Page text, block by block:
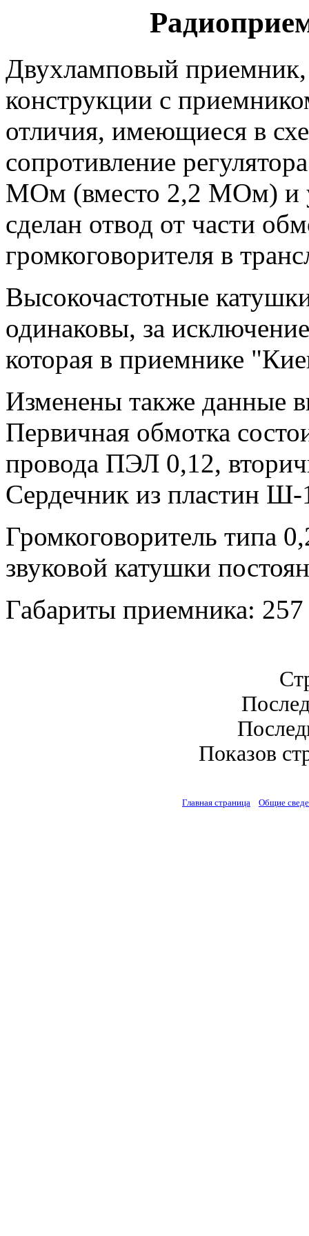
Двухламповый
конструкции с
отличия, имеющиеся в
сопротивление
МОм (вместо 2,2 МОм) и
сделан отвод от части
громкоговорителя в
Высокочастотные
одинаковы, за
которая в приемнике
Изменены также данные
Первичная обмотка
провода ПЭЛ 0,12,
Сердечник из пластин
Громкоговоритель типа
звуковой катушки
Габариты приемника:
Показов
Главная страница Общие